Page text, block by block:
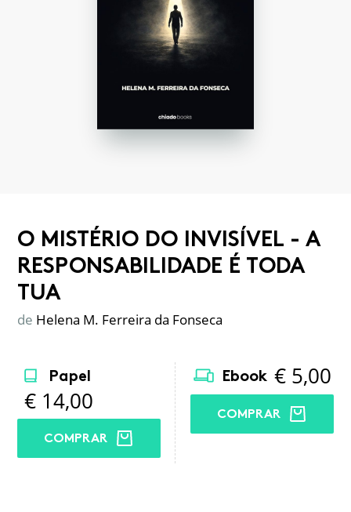
O MISTÉRIO DO INVISÍVEL - A
RESPONSABILIDADE É TODA
TUA
de Helena M. Ferreira da Fonseca
Papel
€ 14,00
COMPRAR
Ebook € 5,00
COMPRAR